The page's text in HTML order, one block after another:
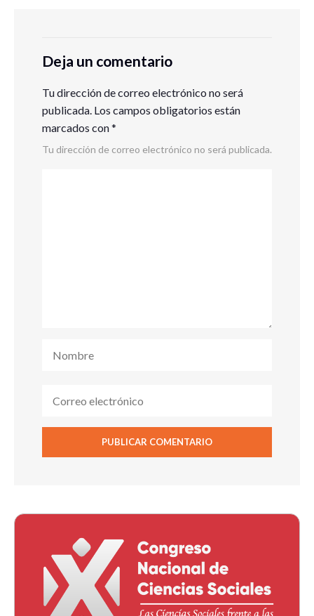
Deja un comentario
Tu dirección de correo electrónico no será
publicada. Los campos obligatorios están
marcados con*
Tu dirección de correo electrónico no será publicada.